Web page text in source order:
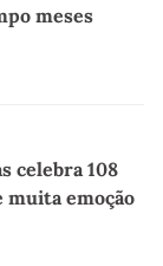
meses
celebra 108
muita emoção